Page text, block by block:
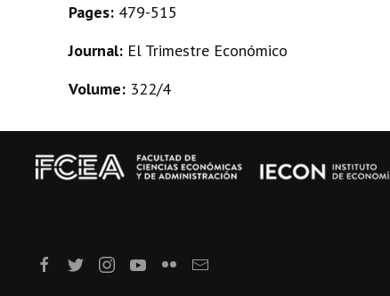
Pages: 479-515
Journal: El Trimestre Económico
Volume: 322/4